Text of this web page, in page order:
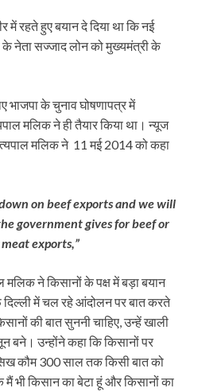
रहते हुए बयान दे दिया था कि नई
के नेता सज्जाद लोन को मुख्यमंत्री के
के चुनाव घोषणापत्र में
मलिक ने ही तैयार किया था। न्यूज
मलिक ने 11 मई 2014 को कहा
on beef exports and we will
government gives for beef or
exports,”
मलिक ने किसानों के पक्ष में बड़ा बयान
में चल रहे आंदोलन पर बात करते
की बात सुननी चाहिए, उन्हें खाली
बने। उन्होंने कहा कि किसानों पर
कौम 300 साल तक किसी बात को
मैं भी किसान का बेटा हूं और किसानों का